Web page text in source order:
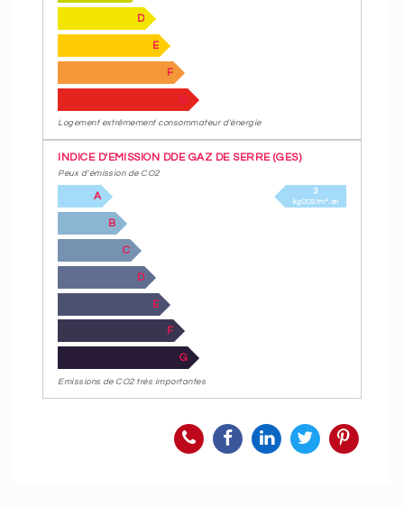
D
E
F
G
Logement extrêmement consommateur d'énergie
INDICE D'EMISSION DDE GAZ DE SERRE (GES)
Peux d'émission de CO2
A 3
kgCO2/m².an
B
C
D
E
F
G
Emissions de CO2 très importantes